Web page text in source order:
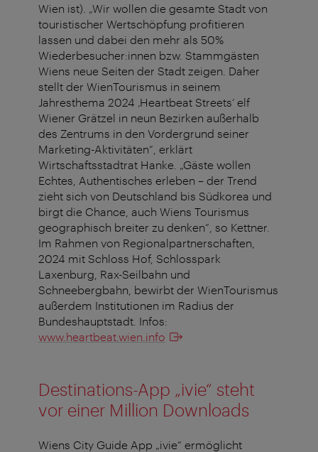
Wien ist). „Wir wollen die gesamte Stadt von
touristischer Wertschöpfung profitieren
lassen und dabei den mehr als 50%
Wiederbesucher:innen bzw. Stammgästen
Wiens neue Seiten der Stadt zeigen. Daher
stellt der WienTourismus in seinem
Jahresthema 2024 ‚Heartbeat Streets‘ elf
Wiener Grätzel in neun Bezirken außerhalb
des Zentrums in den Vordergrund seiner
Marketing-Aktivitäten“, erklärt
Wirtschaftsstadtrat Hanke. „Gäste wollen
Echtes, Authentisches erleben – der Trend
zieht sich von Deutschland bis Südkorea und
birgt die Chance, auch Wiens Tourismus
geographisch breiter zu denken“, so Kettner.
Im Rahmen von Regionalpartnerschaften,
2024 mit Schloss Hof, Schlosspark
Laxenburg, Rax-Seilbahn und
Schneebergbahn, bewirbt der WienTourismus
außerdem Institutionen im Radius der
Bundeshauptstadt. Infos:
www.heartbeat.wien.info
Destinations-App „ivie“ steht
vor einer Million Downloads
Wiens City Guide App „ivie“ ermöglicht